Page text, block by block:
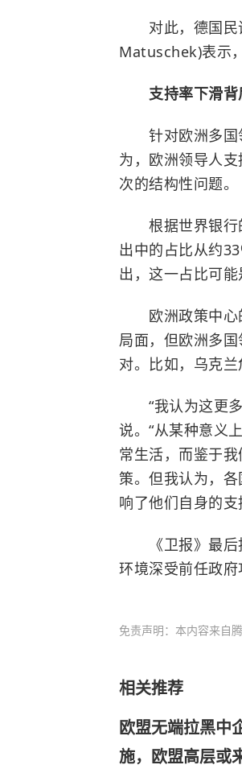
对此，德国民
Matuschek)表示
支持率下滑背
针对欧洲多国
为，欧洲领导人
次的结构性问题。
根据世界银行
出中的占比从约
出，这一占比可能
欧洲政策中心的
局面，但欧洲多
对。比如，乌克
“我认为这更多
说。“从某种意义
常生活，而鉴于
策。但我认为，
响了他们自身的支
《卫报》最后
环境深受前任政府
免责声明：本内容来自
相关推荐
欧盟无端拉黑中
施，欧盟高层或